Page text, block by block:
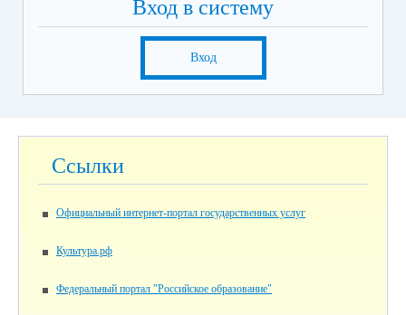
Вход в систему
Вход
Ссылки
Официальный интернет-портал государственных услуг
Культура.рф
Федеральный портал "Российское образование"